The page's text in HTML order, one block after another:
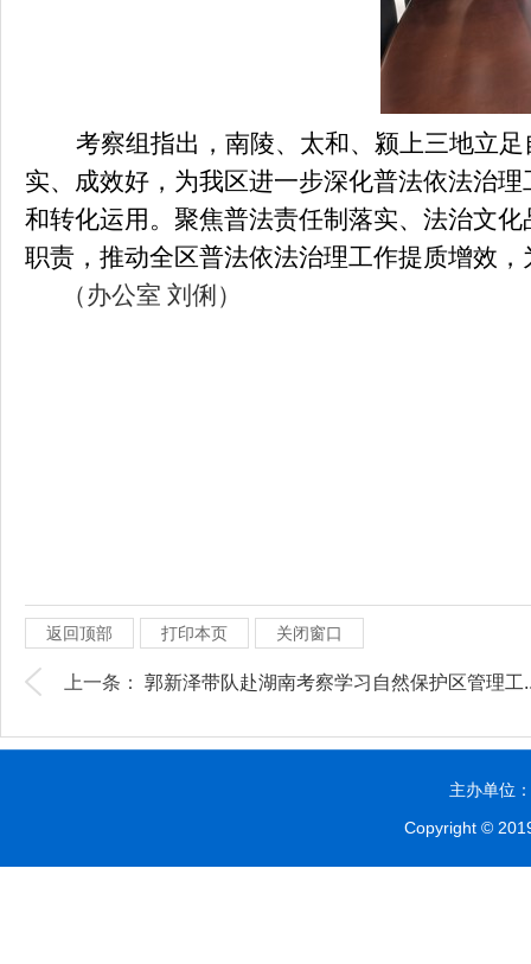
考察组指出，南陵、太和、颍上三地立
实、成效好，为我区进一步深化普法依法治
和转化运用。聚焦普法责任制落实、法治文
职责，推动全区普法依法治理工作提质增效
（办公室 刘俐）
返回顶部 打印本页 关闭窗口
上一条： 郭新泽带队赴湖南考察学习自然保护区管理工
主办单位
Copyright ©